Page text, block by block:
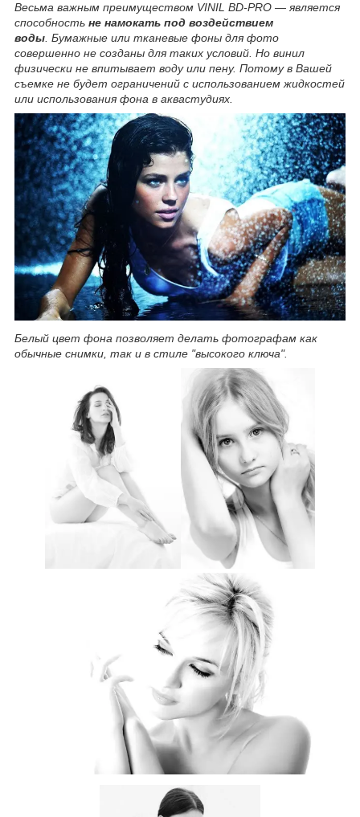
Весьма важным преимуществом VINIL BD-PRO — является
способность не намокать под воздействием
воды . Бумажные или тканевые фоны для фото
совершенно не созданы для таких условий. Но винил
физически не впитывает воду или пену. Потому в Вашей
съемке не будет ограничений с использованием жидкостей
или использования фона в аквастудиях.
Белый цвет фона позволяет делать фотографам как
обычные снимки, так и в стиле "высокого ключа".